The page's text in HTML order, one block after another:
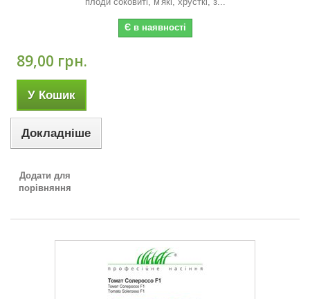
Є в наявності
89,00 грн.
У Кошик
Докладніше
Додати для
порівняння